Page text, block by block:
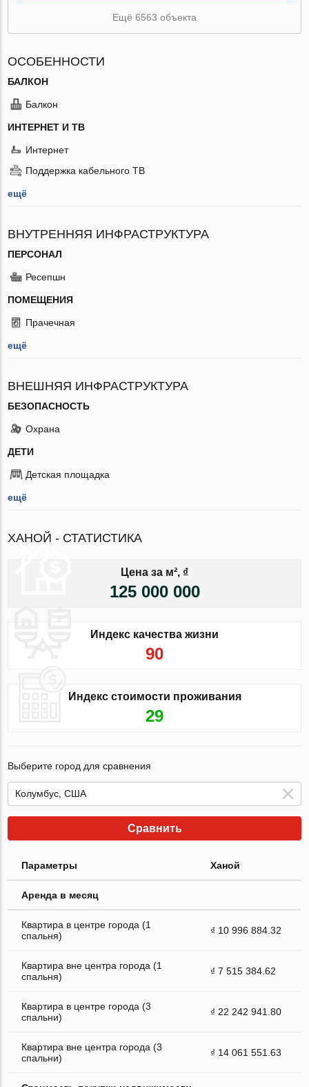
Ещё 6563 объекта
ОСОБЕННОСТИ
БАЛКОН
Балкон
ИНТЕРНЕТ И ТВ
Интернет
Поддержка кабельного ТВ
ещё
ВНУТРЕННЯЯ ИНФРАСТРУКТУРА
ПЕРСОНАЛ
Ресепшн
ПОМЕЩЕНИЯ
Прачечная
ещё
ВНЕШНЯЯ ИНФРАСТРУКТУРА
БЕЗОПАСНОСТЬ
Охрана
ДЕТИ
Детская площадка
ещё
ХАНОЙ - СТАТИСТИКА
Цена за м², ₫
125 000 000
Индекс качества жизни
90
Индекс стоимости проживания
29
Выберите город для сравнения
Сравнить
Параметры Ханой
Аренда в месяц
Квартира в центре города (1
спальня)
₫ 10 996 884.32
Квартира вне центра города (1
спальня)
₫ 7 515 384.62
Квартира в центре города (3
спальни)
₫ 22 242 941.80
Квартира вне центра города (3
спальни)
₫ 14 061 551.63